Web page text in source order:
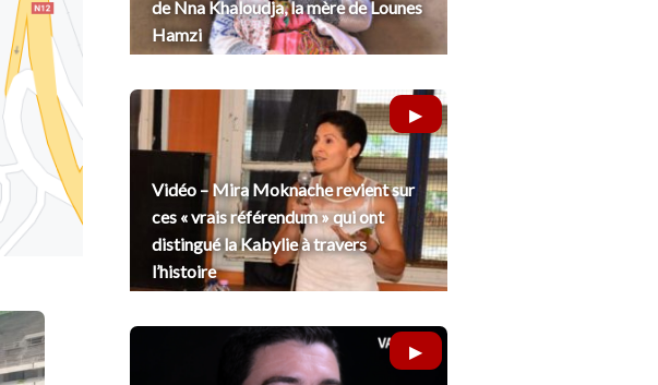
de Nna Khaloudja, la mère de Lounes
Hamzi
Vidéo – Mira Moknache revient sur
ces « vrais référendum » qui ont
distingué la Kabylie à travers
l’histoire